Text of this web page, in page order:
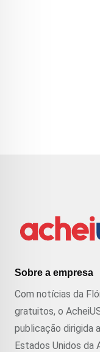
Sobre a empresa
Com notícias da
gratuitos, o
publicação dirigida
Estados Unidos da